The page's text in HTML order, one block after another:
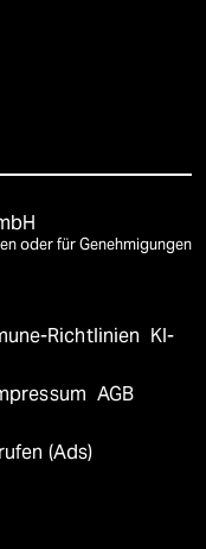
oder für Genehmigungen
Richtlinien KI-
AGB
(Ads)